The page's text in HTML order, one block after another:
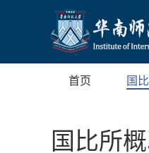
首页 国
国比所